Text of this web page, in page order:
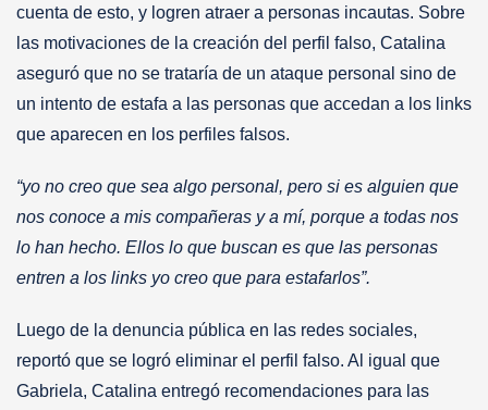
cuenta de esto, y logren atraer a personas incautas. Sobre
las motivaciones de la creación del perfil falso, Catalina
aseguró que no se trataría de un ataque personal sino de
un intento de estafa a las personas que accedan a los links
que aparecen en los perfiles falsos.
“yo no creo que sea algo personal, pero si es alguien que
nos conoce a mis compañeras y a mí, porque a todas nos
lo han hecho. Ellos lo que buscan es que las personas
entren a los links yo creo que para estafarlos”.
Luego de la denuncia pública en las redes sociales,
reportó que se logró eliminar el perfil falso. Al igual que
Gabriela, Catalina entregó recomendaciones para las